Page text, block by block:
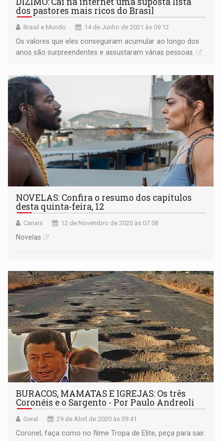
dos pastores mais ricos do Brasil
Brasil e Mundo 14 de Junho de 2021 às 09:12
Os valores que eles conseguiram acumular ao longo dos
anos são surpreendentes e assustaram várias pessoas.
NOVELAS: Confira o resumo dos capítulos
desta quinta-feira, 12
Canais 12 de Novembro de 2020 às 07:58
Novelas
BURACOS, MAMATAS E IGREJAS: Os três
Coronéis e o Sargento - Por Paulo Andreoli
Geral 29 de Abril de 2020 às 09:41
Coronel, faça como no filme Tropa de Elite, peça para sair.